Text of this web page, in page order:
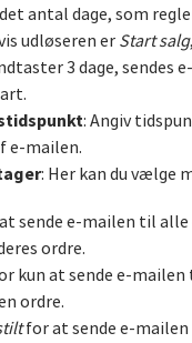
antal dage, som
udløseren er Start salg
3 dage, sendes
: Angiv
e-mailen.
: Her kan du vælge
sende e-mailen til alle
ordre.
kun at sende e-mailen
ordre.
for at sende e-mailen